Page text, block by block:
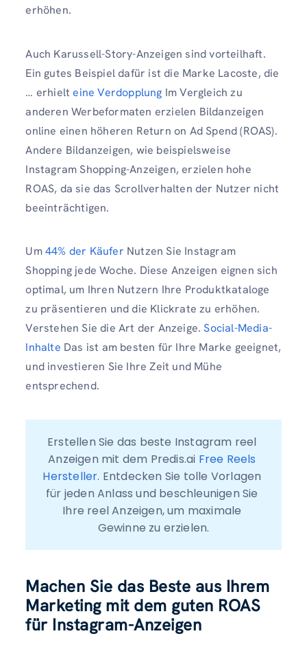
erhöhen.
Auch Karussell-Story-Anzeigen sind vorteilhaft.
Ein gutes Beispiel dafür ist die Marke Lacoste, die
… erhielt eine Verdopplung Im Vergleich zu
anderen Werbeformaten erzielen Bildanzeigen
online einen höheren Return on Ad Spend (ROAS).
Andere Bildanzeigen, wie beispielsweise
Instagram Shopping-Anzeigen, erzielen hohe
ROAS, da sie das Scrollverhalten der Nutzer nicht
beeinträchtigen.
Um44% der Käufer Nutzen Sie Instagram
Shopping jede Woche. Diese Anzeigen eignen sich
optimal, um Ihren Nutzern Ihre Produktkataloge
zu präsentieren und die Klickrate zu erhöhen.
Verstehen Sie die Art der Anzeige.Social-Media-
Inhalte Das ist am besten für Ihre Marke geeignet,
und investieren Sie Ihre Zeit und Mühe
entsprechend.
Erstellen Sie das beste Instagram reel
Anzeigen mit dem Predis.ai Free Reels
Hersteller. Entdecken Sie tolle Vorlagen
für jeden Anlass und beschleunigen Sie
Ihre reel Anzeigen, um maximale
Gewinne zu erzielen.
Machen Sie das Beste aus Ihrem
Marketing mit dem guten ROAS
für Instagram-Anzeigen